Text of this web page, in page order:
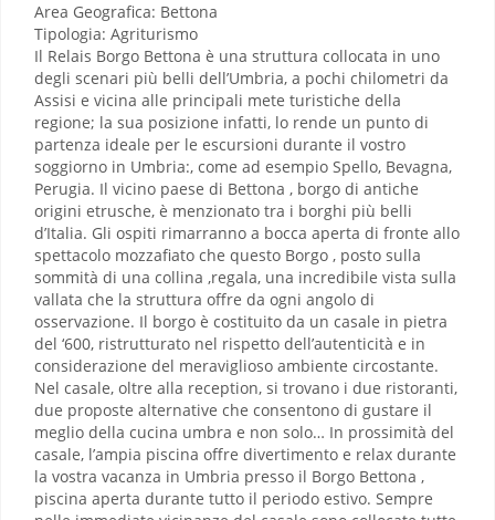
Area Geografica: Bettona
Tipologia: Agriturismo
Il Relais Borgo Bettona è una struttura collocata in uno
degli scenari più belli dell’Umbria, a pochi chilometri da
Assisi e vicina alle principali mete turistiche della
regione; la sua posizione infatti, lo rende un punto di
partenza ideale per le escursioni durante il vostro
soggiorno in Umbria:, come ad esempio Spello, Bevagna,
Perugia. Il vicino paese di Bettona , borgo di antiche
origini etrusche, è menzionato tra i borghi più belli
d’Italia. Gli ospiti rimarranno a bocca aperta di fronte allo
spettacolo mozzafiato che questo Borgo , posto sulla
sommità di una collina ,regala, una incredibile vista sulla
vallata che la struttura offre da ogni angolo di
osservazione. Il borgo è costituito da un casale in pietra
del ‘600, ristrutturato nel rispetto dell’autenticità e in
considerazione del meraviglioso ambiente circostante.
Nel casale, oltre alla reception, si trovano i due ristoranti,
due proposte alternative che consentono di gustare il
meglio della cucina umbra e non solo… In prossimità del
casale, l’ampia piscina offre divertimento e relax durante
la vostra vacanza in Umbria presso il Borgo Bettona ,
piscina aperta durante tutto il periodo estivo. Sempre